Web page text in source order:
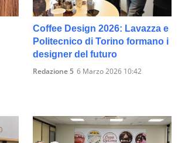
Coffee Design 2026: Lavazza e
Politecnico di Torino formano i
designer del futuro
Redazione 5 6 Marzo 2026 10:42